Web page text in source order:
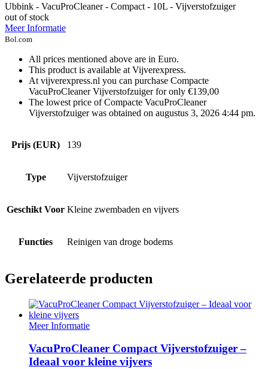
Ubbink - VacuProCleaner - Compact - 10L - Vijverstofzuiger
out of stock
Meer Informatie
Bol.com
All prices mentioned above are in Euro.
This product is available at Vijverexpress.
At vijverexpress.nl you can purchase Compacte
VacuProCleaner Vijverstofzuiger for only €139,00
The lowest price of Compacte VacuProCleaner
Vijverstofzuiger was obtained on augustus 3, 2026 4:44 pm.
Prijs (EUR) 139
Type Vijverstofzuiger
Geschikt Voor Kleine zwembaden en vijvers
Functies Reinigen van droge bodems
Gerelateerde producten
Meer Informatie
VacuProCleaner Compact Vijverstofzuiger –
Ideaal voor kleine vijvers